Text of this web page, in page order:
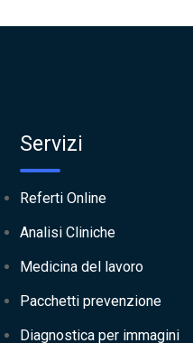
Servizi
Referti Online
Analisi Cliniche
Medicina del lavoro
Pacchetti prevenzione
Diagnostica per immagini